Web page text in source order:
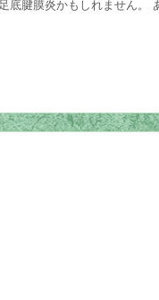
底腱膜炎かもしれません。